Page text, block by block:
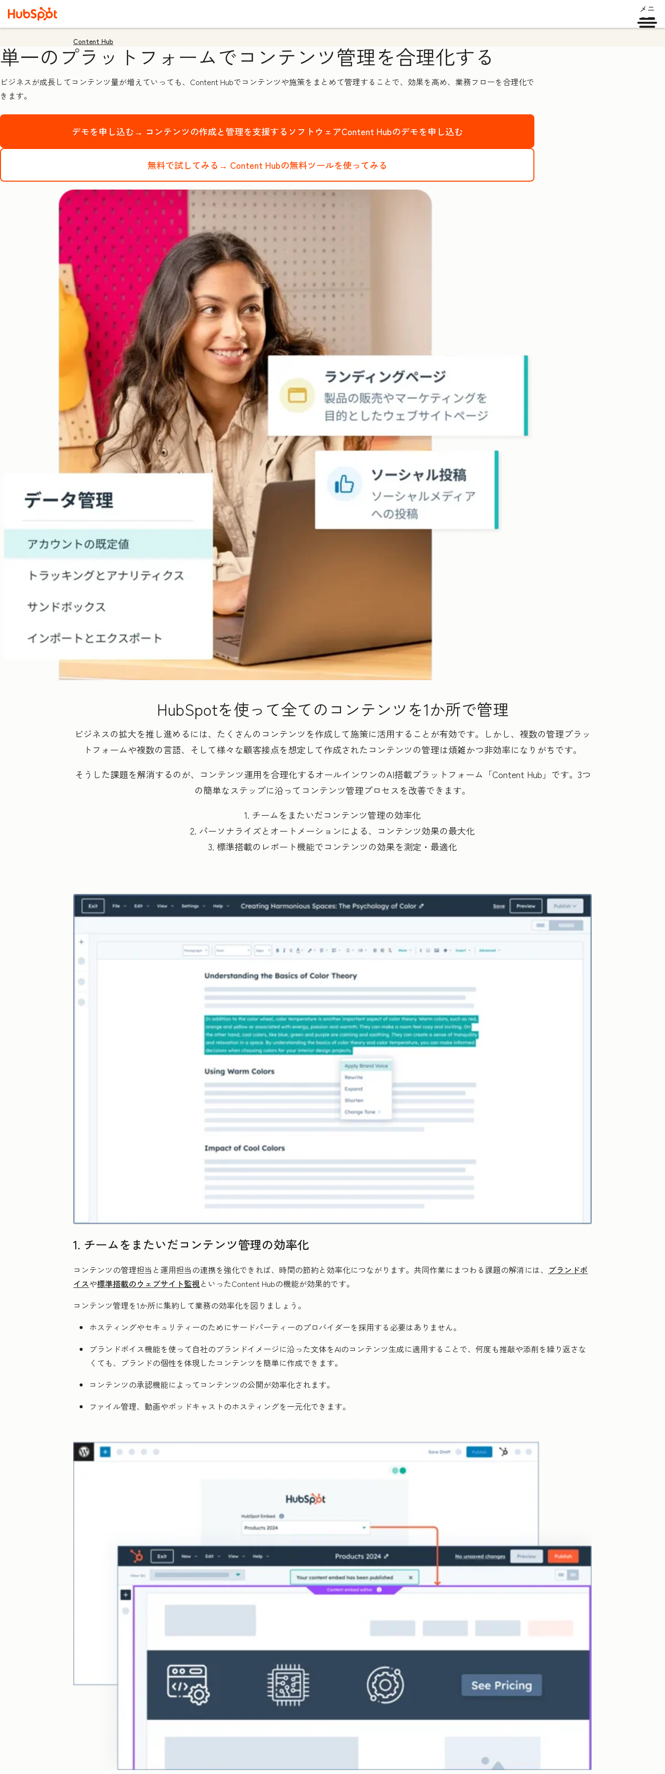
メニ
ュー
Content Hub
単一のプラットフォームでコンテンツ管理を合理化する
ビジネスが成長してコンテンツ量が増えていっても、Content Hubでコンテンツや施策をまとめて管理することで、効果を高め、業務フローを合理化で
きます。
デモを申し込む→ コンテンツの作成と管理を支援するソフトウェアContent Hubのデモを申し込む
無料で試してみる→ Content Hubの無料ツールを使ってみる
HubSpotを使って全てのコンテンツを1か所で管理
ビジネスの拡大を推し進めるには、たくさんのコンテンツを作成して施策に活用することが有効です。しかし、複数の管理プラッ
トフォームや複数の言語、そして様々な顧客接点を想定して作成されたコンテンツの管理は煩雑かつ非効率になりがちです。
そうした課題を解消するのが、コンテンツ運用を合理化するオールインワンのAI搭載プラットフォーム「Content Hub」です。3つ
の簡単なステップに沿ってコンテンツ管理プロセスを改善できます。
1. チームをまたいだコンテンツ管理の効率化
2. パーソナライズとオートメーションによる、コンテンツ効果の最大化
3. 標準搭載のレポート機能でコンテンツの効果を測定・最適化
1. チームをまたいだコンテンツ管理の効率化
コンテンツの管理担当と運用担当の連携を強化できれば、時間の節約と効率化につながります。共同作業にまつわる課題の解消には、 ブランドボ
イスや標準搭載のウェブサイト監視といったContent Hubの機能が効果的です。
コンテンツ管理を1か所に集約して業務の効率化を図りましょう。
ホスティングやセキュリティーのためにサードパーティーのプロバイダーを採用する必要はありません。
ブランドボイス機能を使って自社のブランドイメージに沿った文体をAIのコンテンツ生成に適用することで、何度も推敲や添削を繰り返さな
くても、ブランドの個性を体現したコンテンツを簡単に作成できます。
コンテンツの承認機能によってコンテンツの公開が効率化されます。
ファイル管理、動画やポッドキャストのホスティングを一元化できます。